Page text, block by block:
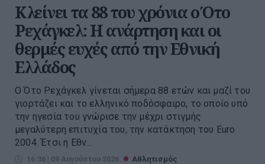
Κλείνει τα 88 του χρόνια ο Ότο
Ρεχάγκελ: Η ανάρτηση και οι
θερμές ευχές από την Εθνική
Ελλάδος
Ο Ότο Ρεχάγκελ γίνεται σήμερα 88 ετών και μαζί του
γιορτάζει και το ελληνικό ποδόσφαιρο, το οποίο υπό
την ηγεσία του γνώρισε την μέχρι στιγμής
μεγαλύτερη επιτυχία του, την κατάκτηση του Euro
2004. Έτσι η Εθν...
16:36 | 09 Αυγούστου 2026 Αθλητισμός